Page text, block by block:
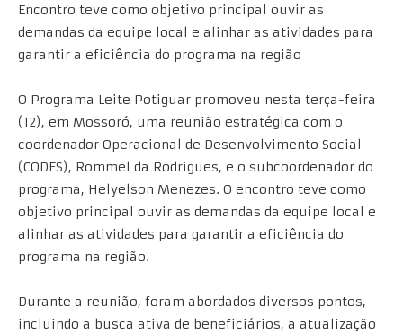
Encontro teve como objetivo principal ouvir as
demandas da equipe local e alinhar as atividades para
garantir a eficiência do programa na região
O Programa Leite Potiguar promoveu nesta terça-feira
(12), em Mossoró, uma reunião estratégica com o
coordenador Operacional de Desenvolvimento Social
(CODES), Rommel da Rodrigues, e o subcoordenador do
programa, Helyelson Menezes. O encontro teve como
objetivo principal ouvir as demandas da equipe local e
alinhar as atividades para garantir a eficiência do
programa na região.
Durante a reunião, foram abordados diversos pontos,
incluindo a busca ativa de beneficiários, a atualização